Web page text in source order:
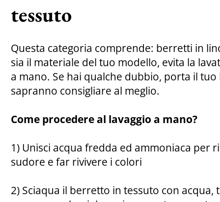
tessuto
Questa categoria comprende: berretti in
sia il materiale del tuo modello, evita la
a mano. Se hai qualche dubbio, porta il
sapranno consigliare al meglio.
Come procedere al lavaggio a mano?
1) Unisci acqua fredda ed ammoniaca per
sudore e far rivivere i colori
2) Sciaqua il berretto in tessuto con